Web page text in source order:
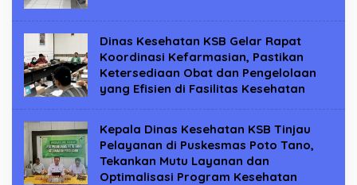
Dinas Kesehatan KSB Gelar Rapat
Koordinasi Kefarmasian, Pastikan
Ketersediaan Obat dan Pengelolaan
yang Efisien di Fasilitas Kesehatan
Kepala Dinas Kesehatan KSB Tinjau
Pelayanan di Puskesmas Poto Tano,
Tekankan Mutu Layanan dan
Optimalisasi Program Kesehatan